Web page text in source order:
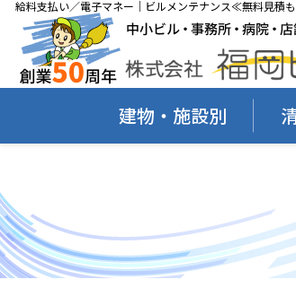
給料支払い／電子マネー｜ビルメンテナンス≪無料見積
建物・施設別